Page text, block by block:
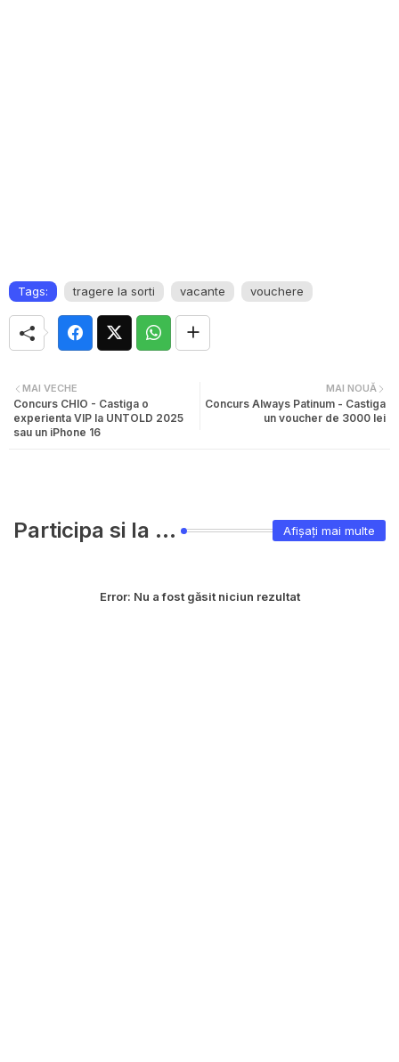
Tags: tragere la sorti vacante vouchere
MAI NOUĂ
Concurs Always Patinum - Castiga
un voucher de 3000 lei
MAI VECHE
Concurs CHIO - Castiga o
experienta VIP la UNTOLD 2025
sau un iPhone 16
Participa si la ... Afișați mai multe
Error: Nu a fost găsit niciun rezultat